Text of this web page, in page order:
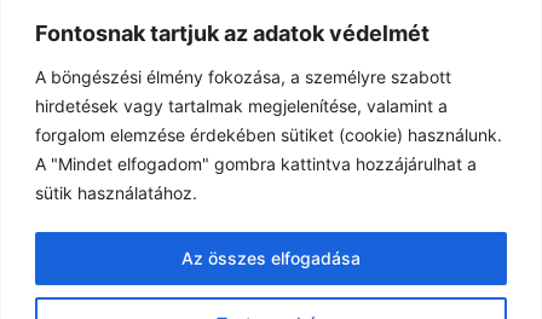
Fontosnak tartjuk az adatok védelmét
A böngészési élmény fokozása, a személyre szabott
hirdetések vagy tartalmak megjelenítése, valamint a
forgalom elemzése érdekében sütiket (cookie) használunk.
A "Mindet elfogadom" gombra kattintva hozzájárulhat a
sütik használatához.
Az összes elfogadása
n
e
d
i
n
c
b
o
o
k
s
a
g
r
m
u
u
b
e